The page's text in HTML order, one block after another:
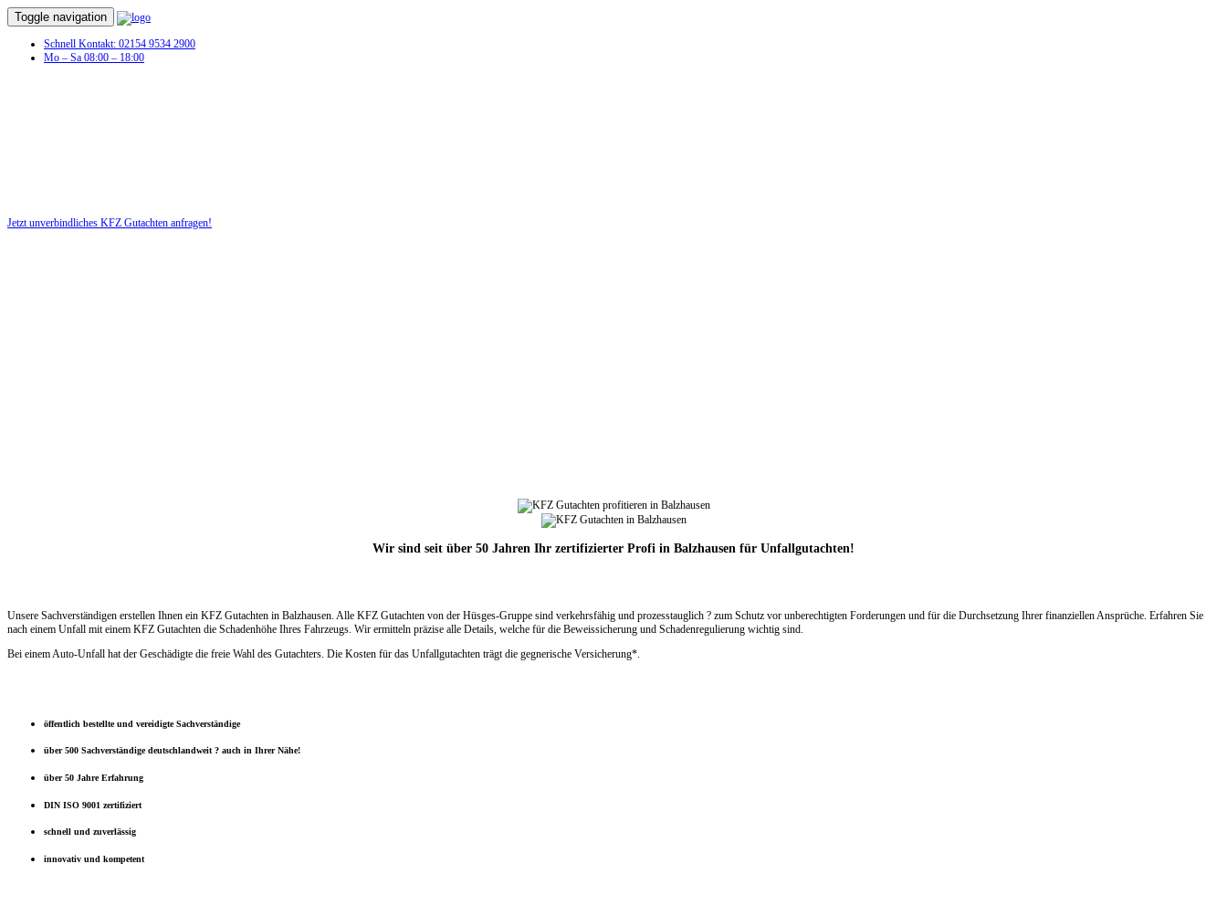
Toggle navigation
Schnell Kontakt: 02154 9534 2900
Mo – Sa 08:00 – 18:00
Jetzt unverbindliches KFZ Gutachten anfragen!
Wir sind seit über 50 Jahren Ihr zertifizierter Profi in Balzhausen für Unfallgutachten!
Unsere Sachverständigen erstellen Ihnen ein KFZ Gutachten in Balzhausen. Alle KFZ Gutachten von der Hüsges-Gruppe sind verkehrsfähig und prozesstauglich ? zum Schutz vor unberechtigten Forderungen und für die Durchsetzung Ihrer finanziellen Ansprüche. Erfahren Sie
nach einem Unfall mit einem KFZ Gutachten die Schadenhöhe Ihres Fahrzeugs. Wir ermitteln präzise alle Details, welche für die Beweissicherung und Schadenregulierung wichtig sind.
Bei einem Auto-Unfall hat der Geschädigte die freie Wahl des Gutachters. Die Kosten für das Unfallgutachten trägt die gegnerische Versicherung*.
öffentlich bestellte und vereidigte Sachverständige
über 500 Sachverständige deutschlandweit ? auch in Ihrer Nähe!
über 50 Jahre Erfahrung
DIN ISO 9001 zertifiziert
schnell und zuverlässig
innovativ und kompetent